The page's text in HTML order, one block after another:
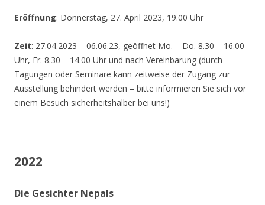
Eröffnung: Donnerstag, 27. April 2023, 19.00 Uhr
Zeit: 27.04.2023 – 06.06.23, geöffnet Mo. – Do. 8.30 – 16.00
Uhr, Fr. 8.30 – 14.00 Uhr und nach Vereinbarung (durch
Tagungen oder Seminare kann zeitweise der Zugang zur
Ausstellung behindert werden – bitte informieren Sie sich vor
einem Besuch sicherheitshalber bei uns!)
2022
Die Gesichter Nepals